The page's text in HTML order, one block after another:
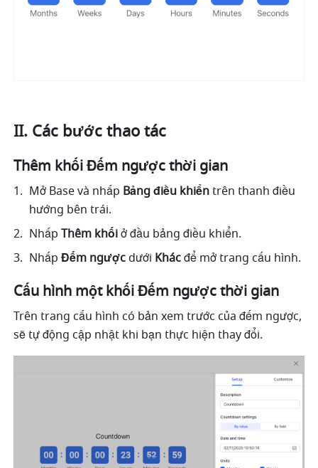
II. Các bước thao tác
Thêm khối Đếm ngược thời gian
Mở Base và nhấp Bảng điều khiển trên thanh điều
hướng bên trái.
Nhấp Thêm khối ở đầu bảng điều khiển.
Nhấp Đếm ngược dưới Khác để mở trang cấu hình.
Cấu hình một khối Đếm ngược thời gian
Trên trang cấu hình có bản xem trước của đếm ngược,
sẽ tự động cập nhật khi bạn thực hiện thay đổi.